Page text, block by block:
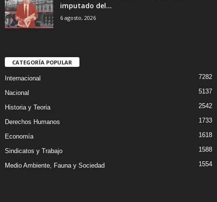
imputado del...
6 agosto, 2026
CATEGORÍA POPULAR
Internacional 7282
Nacional 5137
Historia y Teoria 2542
Derechos Humanos 1733
Economía 1618
Sindicatos y Trabajo 1588
Medio Ambiente, Fauna y Sociedad 1554